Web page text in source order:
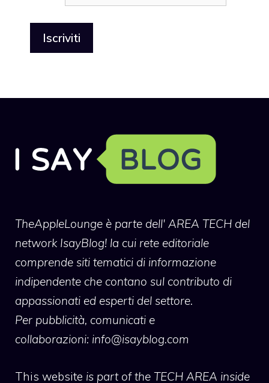
TheAppleLounge è parte dell' AREA TECH del
network IsayBlog! la cui rete editoriale
comprende siti tematici di informazione
indipendente che contano sul contributo di
appassionati ed esperti del settore.
Per pubblicità, comunicati e
collaborazioni: info@isayblog.com
This website is part of the TECH AREA inside